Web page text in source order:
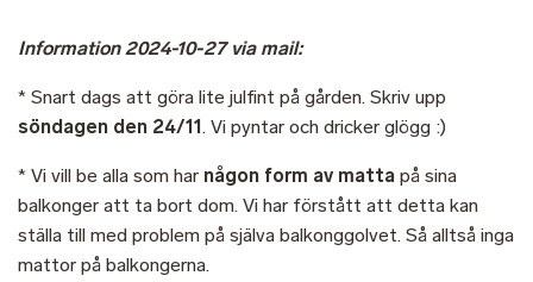
Information 2024-10-27 via mail:
* Snart dags att göra lite julfint på gården. Skriv upp
söndagen den 24/11 . Vi pyntar och dricker glögg :)
* Vi vill be alla som har någon form av matta på sina
balkonger att ta bort dom. Vi har förstått att detta kan
ställa till med problem på själva balkonggolvet. Så alltså inga
mattor på balkongerna.